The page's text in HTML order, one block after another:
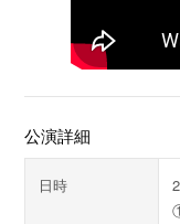
公演詳細
日時